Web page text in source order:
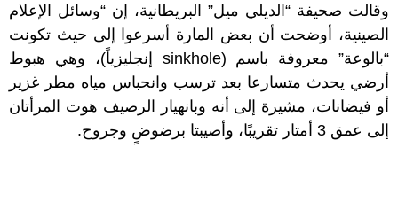
وقالت صحيفة “الديلي ميل” البريطانية، إن “وسائل الإعلام
الصينية، أوضحت أن بعض المارة أسرعوا إلى حيث تكونت
“بالوعة” معروفة باسم (sinkhole إنجليزياً)، وهي هبوط
أرضي يحدث متسارعا بعد ترسب وانحباس مياه مطر غزير
أو فيضانات، مشيرة إلى أنه وبانهيار الرصيف هوت المرأتان
إلى عمق 3 أمتار تقريبًا، وأصيبتا برضوضٍ وجروح.